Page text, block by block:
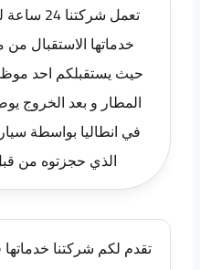
تعمل
خدماتها الاستقبال
حيث يستقبلكم احد
المطار و بعد الخروج
في انطاليا بواسطة
الذي حجزتوه من
تقدم لكم شركتنا